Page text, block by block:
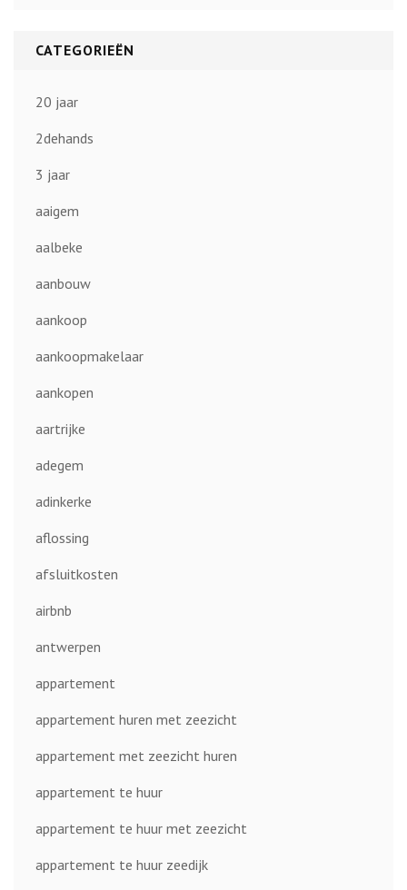
CATEGORIEËN
20 jaar
2dehands
3 jaar
aaigem
aalbeke
aanbouw
aankoop
aankoopmakelaar
aankopen
aartrijke
adegem
adinkerke
aflossing
afsluitkosten
airbnb
antwerpen
appartement
appartement huren met zeezicht
appartement met zeezicht huren
appartement te huur
appartement te huur met zeezicht
appartement te huur zeedijk